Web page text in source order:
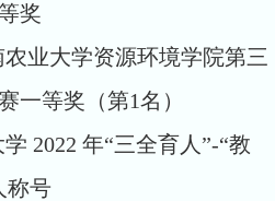
奖
农业大学资源环境学院第三
一等奖（第1名）
2022 年“三全育人”-“教
称号